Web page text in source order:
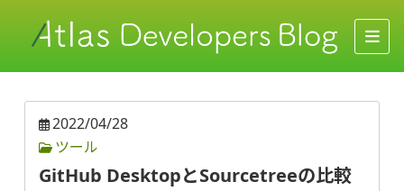
2022/04/28
ツール
GitHub DesktopとSourcetreeの比較